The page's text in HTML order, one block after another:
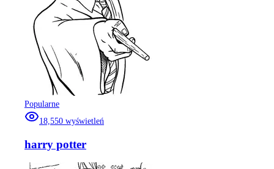
Popularne
18,550 wyświetleń
harry potter